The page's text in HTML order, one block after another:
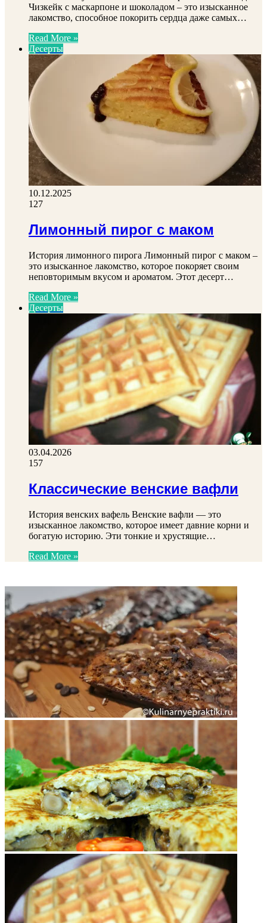
Чизкейк с маскарпоне и шоколадом – это изысканное
лакомство, способное покорить сердца даже самых…
Read More »
Десерты
10.12.2025
127
Лимонный пирог с маком
История лимонного пирога Лимонный пирог с маком –
это изысканное лакомство, которое покоряет своим
неповторимым вкусом и ароматом. Этот десерт…
Read More »
Десерты
03.04.2026
157
Классические венские вафли
История венских вафель Венские вафли — это
изысканное лакомство, которое имеет давние корни и
богатую историю. Эти тонкие и хрустящие…
Read More »